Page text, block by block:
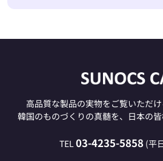
高品質な製品の実物をご覧いただけ
韓国のものづくりの真髄を、日本の皆
TEL03-4235-5858 (平